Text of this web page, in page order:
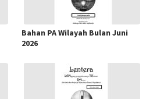
Bahan PA Wilayah Bulan Juni
2026